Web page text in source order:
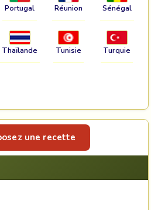
Portugal Réunion Sénégal
Thaïlande Tunisie Turquie
une recette